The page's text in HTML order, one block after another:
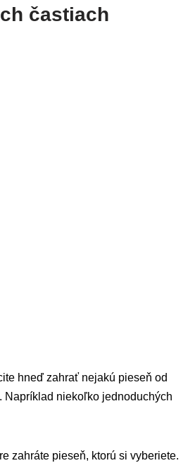
častiach
hneď zahrať nejakú pieseň od
Napríklad niekoľko jednoduchých
zahráte pieseň, ktorú si vyberiete.